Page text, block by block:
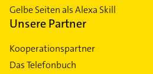
Gelbe Seiten als Alexa Skill
Unsere Partner
Kooperationspartner
Das Telefonbuch